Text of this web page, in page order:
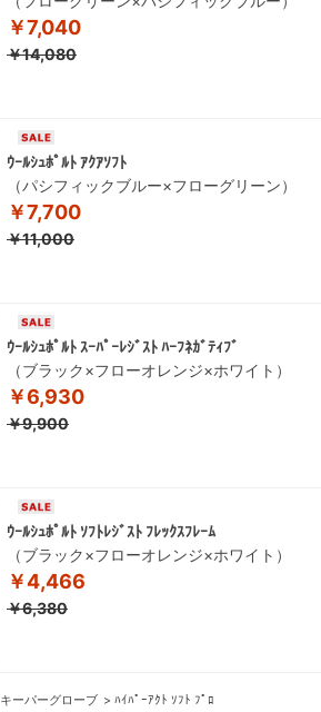
￥7,040
￥14,080
ｳｰﾙｼｭﾎﾟﾙﾄ ｱｸｱｿﾌﾄ
（パシフィックブルー×フローグリーン）
￥7,700
￥11,000
ｳｰﾙｼｭﾎﾟﾙﾄ ｽｰﾊﾟｰﾚｼﾞｽﾄ ﾊｰﾌﾈｶﾞﾃｨﾌﾞ
（ブラック×フローオレンジ×ホワイト）
￥6,930
￥9,900
ｳｰﾙｼｭﾎﾟﾙﾄ ｿﾌﾄﾚｼﾞｽﾄ ﾌﾚｯｸｽﾌﾚｰﾑ
（ブラック×フローオレンジ×ホワイト）
￥4,466
￥6,380
キーパーグローブ > ﾊｲﾊﾟｰｱｸﾄ ｿﾌﾄ ﾌﾟﾛ